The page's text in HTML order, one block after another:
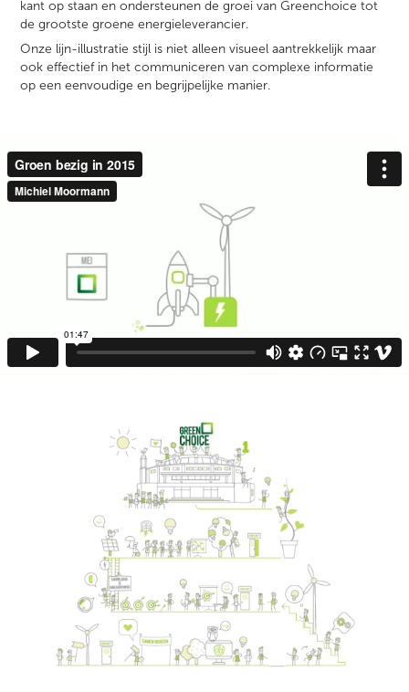
kant op staan en ondersteunen de groei van Greenchoice tot
de grootste groene energieleverancier.
Onze lijn-illustratie stijl is niet alleen visueel aantrekkelijk maar
ook effectief in het communiceren van complexe informatie
op een eenvoudige en begrijpelijke manier.